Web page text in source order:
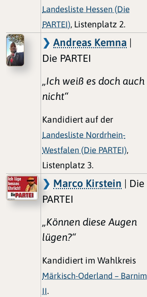
Landesliste Hessen (Die
PARTEI), Listenplatz 2.
Andreas Kemna |
Die PARTEI
„Ich weiß es doch auch
nicht“
Kandidiert auf der
Landesliste Nordrhein-
Westfalen (Die PARTEI),
Listenplatz 3.
Marco Kirstein | Die
PARTEI
„Können diese Augen
lügen?“
Kandidiert im Wahlkreis
Märkisch-Oderland – Barnim
II.